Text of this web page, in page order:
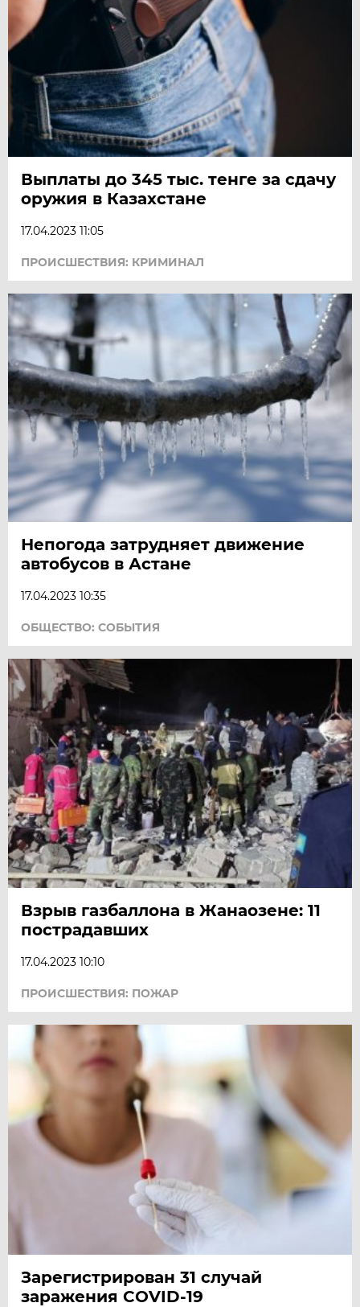
Выплаты до 345 тыс. тенге за сдачу
оружия в Казахстане
17.04.2023 11:05
ПРОИСШЕСТВИЯ: КРИМИНАЛ
Непогода затрудняет движение
автобусов в Астане
17.04.2023 10:35
ОБЩЕСТВО: СОБЫТИЯ
Взрыв газбаллона в Жанаозене: 11
пострадавших
17.04.2023 10:10
ПРОИСШЕСТВИЯ: ПОЖАР
Зарегистрирован 31 случай
заражения COVID-19